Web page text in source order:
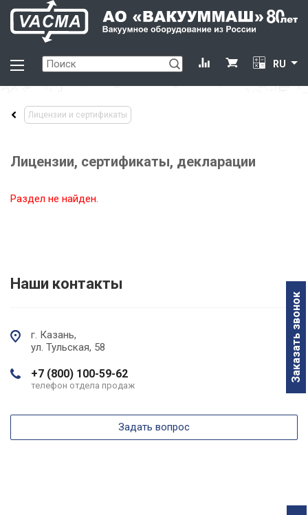
Заказать звонок
RU
Лицензии и сертификаты
Лицензии, сертификаты, декларации
Раздел не найден.
Наши контакты
г. Казань,
ул. Тульская, 58
+7 (800) 100-59-62
телефон отдела продаж
Задать вопрос